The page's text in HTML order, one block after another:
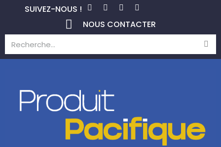
SUIVEZ-NOUS !
NOUS CONTACTER